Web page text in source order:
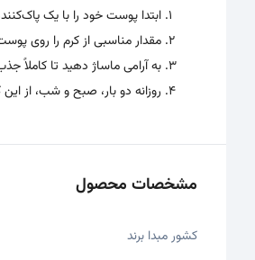
ابتدا پوست خود را با یک
مقدار مناسبی از کرم را روی
به آرامی ماساژ دهید تا کاملاً
روزانه دو بار، صبح و شب، از
مشخصات محصول
کشور مبدا برند